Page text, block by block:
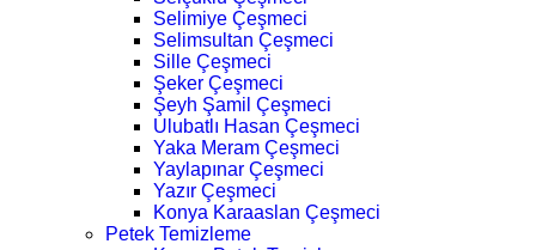
Selimiye Çeşmeci
Selimsultan Çeşmeci
Sille Çeşmeci
Şeker Çeşmeci
Şeyh Şamil Çeşmeci
Ulubatlı Hasan Çeşmeci
Yaka Meram Çeşmeci
Yaylapınar Çeşmeci
Yazır Çeşmeci
Konya Karaaslan Çeşmeci
Petek Temizleme